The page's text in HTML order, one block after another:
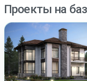
Проекты на